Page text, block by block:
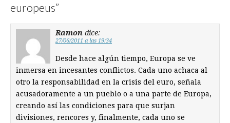
europeus”
Ramon dice:
27/06/2011 a las 19:34
Desde hace algún tiempo, Europa se ve
inmersa en incesantes conflictos. Cada uno achaca al
otro la responsabilidad en la crisis del euro, señala
acusadoramente a un pueblo o a una parte de Europa,
creando así las condiciones para que surjan
divisiones, rencores y, finalmente, cada uno se